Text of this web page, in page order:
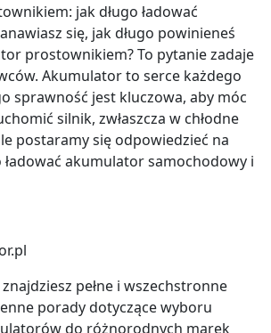
jak długo ładować
się, jak długo powinieneś
prostownikiem? To pytanie zadaje
Akumulator to serce każdego
sprawność jest kluczowa, aby móc
silnik, zwłaszcza w chłodne
postaramy się odpowiedzieć na
ładować akumulator samochodowy i
pełne i wszechstronne
porady dotyczące wyboru
do różnorodnych marek